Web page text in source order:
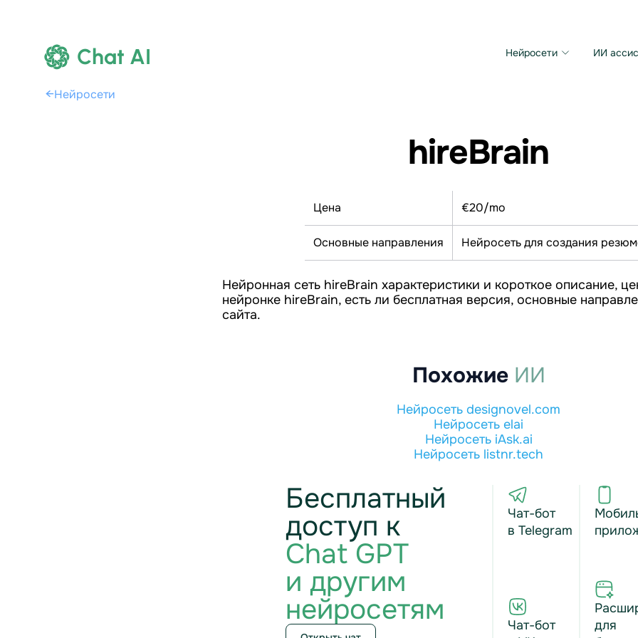
Chat AI Нейросети ИИ
←Нейросети
hireBrain
Цена €20/mo
Основные направления Нейросеть для создания
Нейронная сеть hireBrain характеристики и короткое описание,
нейронке hireBrain, есть ли бесплатная версия, основные
сайта.
Похожие ИИ
Нейросеть designovel.com
Нейросеть elai
Нейросеть iAsk.ai
Нейросеть listnr.tech
Бесплатный
доступ к
Chat GPT
и другим
нейросетям
Чат-бот
в Telegram
Чат-бот
для